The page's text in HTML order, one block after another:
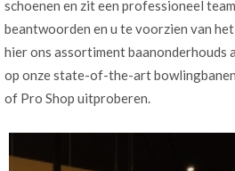
schoenen en zit een professioneel
beantwoorden en u te voorzien van
hier ons assortiment baanonderhouds
op onze state-of-the-art
of Pro Shop uitproberen.